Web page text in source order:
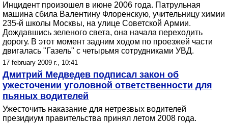
Инцидент произошел в июне 2006 года. Патрульная
машина сбила Валентину Флоренскую, учительницу химии
235-й школы Москвы, на улице Советской Армии.
Дождавшись зеленого света, она начала переходить
дорогу. В этот момент задним ходом по проезжей части
двигалась "Газель" с четырьмя сотрудниками УВД.
17 february 2009 г., 10:41
Дмитрий Медведев подписал закон об
ужесточении уголовной ответственности для
пьяных водителей
Ужесточить наказание для нетрезвых водителей
президиум правительства принял летом 2008 года.